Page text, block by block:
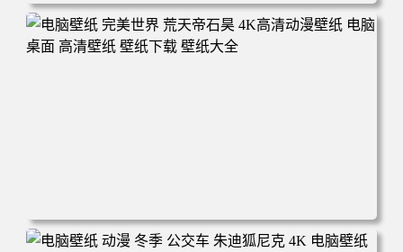
电脑壁纸 动漫 无限 罗小黑 罗小黑战记 罗小黑战记2 风息
鹿野师姐 电脑桌面 高清壁纸 壁纸下载 壁纸大全
电脑壁纸 完美世界 荒天帝石昊 4K高清动漫壁纸 电脑桌面